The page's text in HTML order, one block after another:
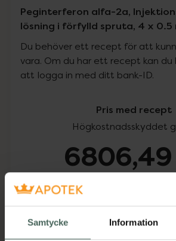
Samtycke Information
Peginterferon alfa-2a,
lösning i förfylld spruta, 4 x 0.5
Du behöver ett recept för att
vara. Om du har ett recept kan
att logga in med ditt bank-ID.
Pris med recept
Högkostnadsskyddet
Köp via ditt recept